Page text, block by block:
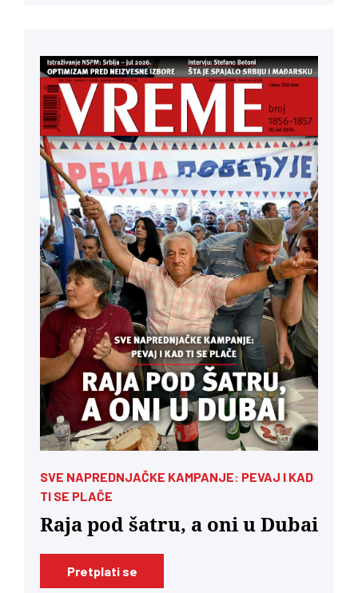
SVE NAPREDNJAČKE KAMPANJE: PEVAJ I KAD
TI SE PLAČE
Raja pod šatru, a oni u Dubai
Pretplati se